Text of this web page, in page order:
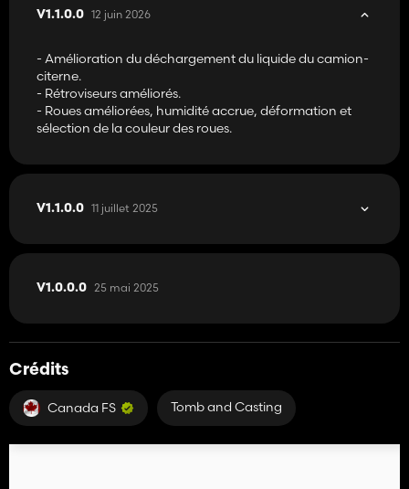
V1.1.0.0 12 juin 2026
- Amélioration du déchargement du liquide du camion-
citerne.
- Rétroviseurs améliorés.
- Roues améliorées, humidité accrue, déformation et
sélection de la couleur des roues.
V1.1.0.0 11 juillet 2025
V1.0.0.0 25 mai 2025
Crédits
Canada FS Tomb and Casting